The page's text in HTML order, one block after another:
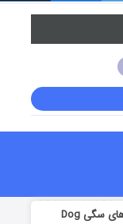
دانلود فیلم سال‌های سگی Dog